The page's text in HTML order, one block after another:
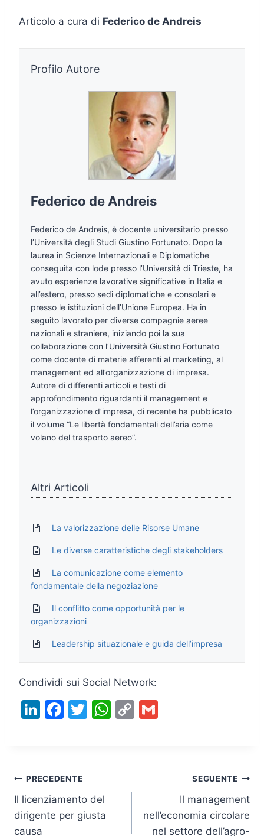
Articolo a cura di Federico de Andreis
Profilo Autore
Federico de Andreis
Federico de Andreis, è docente universitario presso
l’Università degli Studi Giustino Fortunato. Dopo la
laurea in Scienze Internazionali e Diplomatiche
conseguita con lode presso l’Università di Trieste, ha
avuto esperienze lavorative significative in Italia e
all’estero, presso sedi diplomatiche e consolari e
presso le istituzioni dell’Unione Europea. Ha in
seguito lavorato per diverse compagnie aeree
nazionali e straniere, iniziando poi la sua
collaborazione con l’Università Giustino Fortunato
come docente di materie afferenti al marketing, al
management ed all’organizzazione di impresa.
Autore di differenti articoli e testi di
approfondimento riguardanti il management e
l’organizzazione d’impresa, di recente ha pubblicato
il volume “Le libertà fondamentali dell’aria come
volano del trasporto aereo”.
Altri Articoli
La valorizzazione delle Risorse Umane
Le diverse caratteristiche degli stakeholders
La comunicazione come elemento
fondamentale della negoziazione
Il conflitto come opportunità per le
organizzazioni
Leadership situazionale e guida dell’impresa
Condividi sui Social Network:
Li
dI
n
F
b
o
o
T
W C
k
Navigazione
articoli
PRECEDENTE
Il licenziamento del
dirigente per giusta
causa
SEGUENTE
Il management
nell’economia circolare
nel settore dell’agro-